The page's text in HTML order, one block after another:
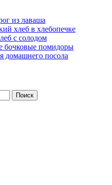
из лаваша
хлеб в хлебопечке
с солодом
бочковые помидоры
домашнего посола